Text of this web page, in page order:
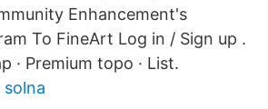
Enhancement's
To FineArt Log in / Sign up .
· Premium topo · List.